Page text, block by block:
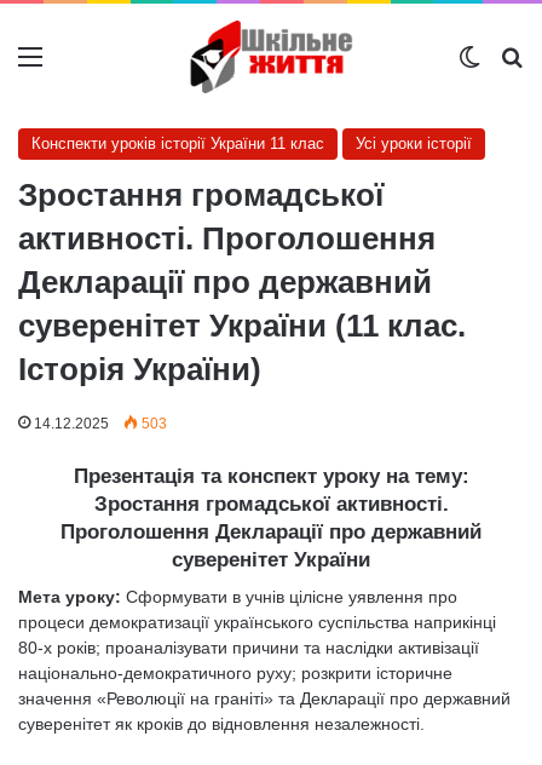
Меню
Конспекти уроків історії України 11 клас Усі уроки історії
Зростання громадської
активності. Проголошення
Декларації про державний
суверенітет України (11 клас.
Історія України)
14.12.2025 503
Презентація та конспект уроку на тему:
Зростання громадської активності.
Проголошення Декларації про державний
суверенітет України
Мета уроку: Сформувати в учнів цілісне уявлення про
процеси демократизації українського суспільства наприкінці
80-х років; проаналізувати причини та наслідки активізації
національно-демократичного руху; розкрити історичне
значення «Революції на граніті» та Декларації про державний
суверенітет як кроків до відновлення незалежності.